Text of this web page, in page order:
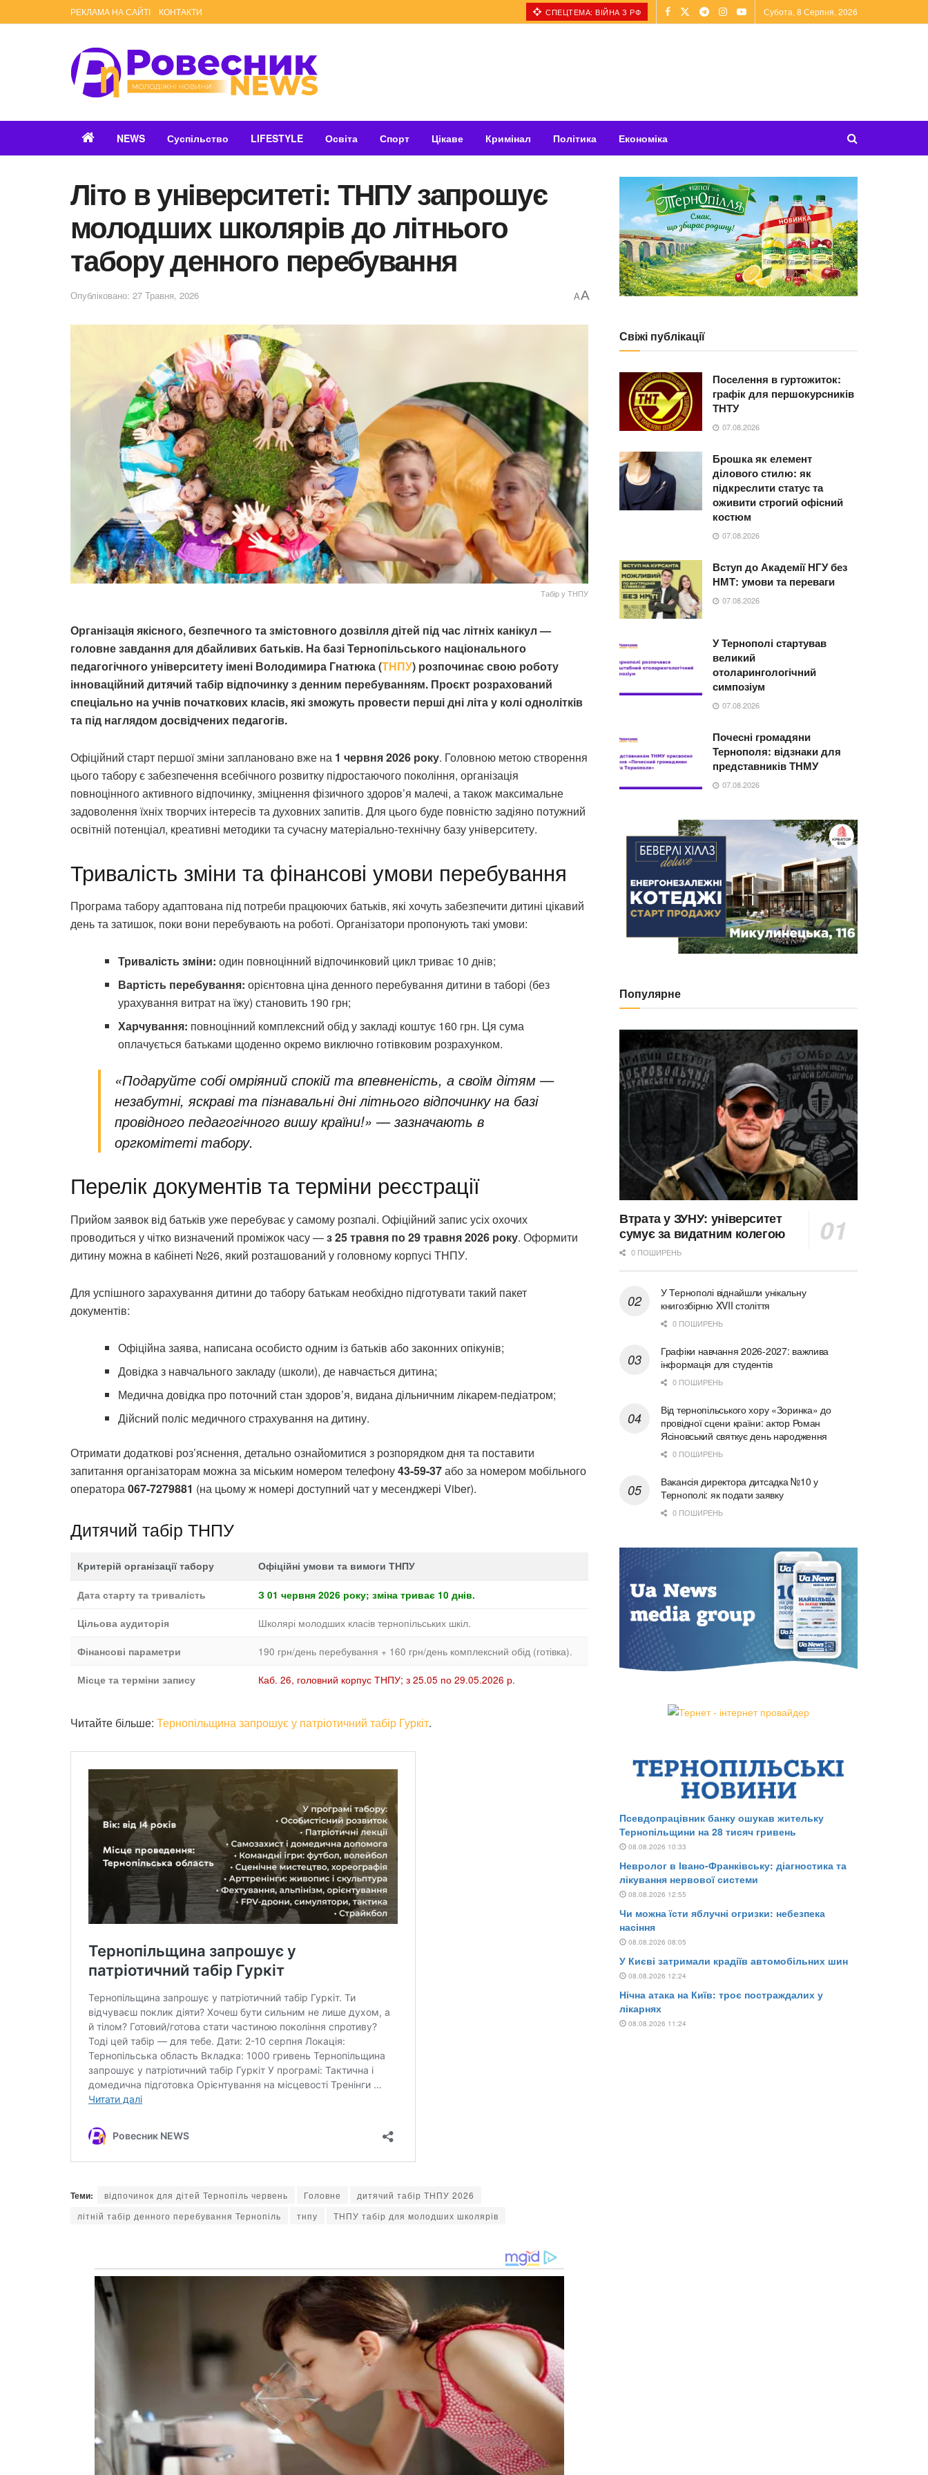
РЕКЛАМА НА САЙТІ КОНТАКТИ СПЕЦТЕМА: ВІЙНА З РФ Субота, 8 Серпня, 2026
NEWS Суспільство LIFESTYLE Освіта Спорт Цікаве Кримінал Політика Економіка
Літо в університеті: ТНПУ запрошує
молодших школярів до літнього
табору денного перебування
Опубліковано: 27 Травня, 2026 AA
Табір у ТНПУ
Організація якісного, безпечного та змістовного дозвілля дітей під час літніх канікул —
головне завдання для дбайливих батьків. На базі Тернопільського національного
педагогічного університету імені Володимира Гнатюка (ТНПУ) розпочинає свою роботу
інноваційний дитячий табір відпочинку з денним перебуванням. Проєкт розрахований
спеціально на учнів початкових класів, які зможуть провести перші дні літа у колі однолітків
та під наглядом досвідчених педагогів.
Офіційний старт першої зміни заплановано вже на 1 червня 2026 року. Головною метою створення
цього табору є забезпечення всебічного розвитку підростаючого покоління, організація
повноцінного активного відпочинку, зміцнення фізичного здоров’я малечі, а також максимальне
задоволення їхніх творчих інтересів та духовних запитів. Для цього буде повністю задіяно потужний
освітній потенціал, креативні методики та сучасну матеріально-технічну базу університету.
Тривалість зміни та фінансові умови перебування
Програма табору адаптована під потреби працюючих батьків, які хочуть забезпечити дитині цікавий
день та затишок, поки вони перебувають на роботі. Організатори пропонують такі умови:
Тривалість зміни: один повноцінний відпочинковий цикл триває 10 днів;
Вартість перебування: орієнтовна ціна денного перебування дитини в таборі (без
урахування витрат на їжу) становить 190 грн;
Харчування: повноцінний комплексний обід у закладі коштує 160 грн. Ця сума
оплачується батьками щоденно окремо виключно готівковим розрахунком.
«Подаруйте собі омріяний спокій та впевненість, а своїм дітям —
незабутні, яскраві та пізнавальні дні літнього відпочинку на базі
провідного педагогічного вишу країни!» — зазначають в
оргкомітеті табору.
Перелік документів та терміни реєстрації
Прийом заявок від батьків уже перебуває у самому розпалі. Офіційний запис усіх охочих
проводиться у чітко визначений проміжок часу —з 25 травня по 29 травня 2026 року. Оформити
дитину можна в кабінеті №26, який розташований у головному корпусі ТНПУ.
Для успішного зарахування дитини до табору батькам необхідно підготувати такий пакет
документів:
Офіційна заява, написана особисто одним із батьків або законних опікунів;
Довідка з навчального закладу (школи), де навчається дитина;
Медична довідка про поточний стан здоров’я, видана дільничним лікарем-педіатром;
Дійсний поліс медичного страхування на дитину.
Отримати додаткові роз’яснення, детально ознайомитися з розпорядком дня та поставити
запитання організаторам можна за міським номером телефону43-59-37або за номером мобільного
оператора067-7279881 (на цьому ж номері доступний чат у месенджері Viber).
Дитячий табір ТНПУ
Критерій організації табору Офіційні умови та вимоги ТНПУ
Дата старту та тривалість З 01 червня 2026 року; зміна триває 10 днів.
Цільова аудиторія Школярі молодших класів тернопільських шкіл.
Фінансові параметри 190 грн/день перебування + 160 грн/день комплексний обід (готівка).
Місце та терміни запису Каб. 26, головний корпус ТНПУ; з 25.05 по 29.05.2026 р.
Читайте більше: Тернопільщина запрошує у патріотичний табір Гуркіт.
Теми: відпочинок для дітей Тернопіль червень Головне
дитячий табір ТНПУ 2026
літній табір денного перебування Тернопіль
тнпу ТНПУ табір для молодших школярів
Свіжі публікації
Поселення в гуртожиток:
графік для першокурсників
ТНТУ
07.08.2026
Брошка як елемент
ділового стилю: як
підкреслити статус та
оживити строгий офісний
костюм
07.08.2026
Вступ до Академії НГУ без
НМТ: умови та переваги
07.08.2026
У Тернополі стартував
великий
отоларингологічний
симпозіум
07.08.2026
Почесні громадяни
Тернополя: відзнаки для
представників ТНМУ
07.08.2026
Популярне
Втрата у ЗУНУ: університет
сумує за видатним колегою
0 ПОШИРЕНЬ
У Тернополі віднайшли унікальну
книгозбірню XVII століття
0 ПОШИРЕНЬ
Графіки навчання 2026-2027: важлива
інформація для студентів
0 ПОШИРЕНЬ
Від тернопільського хору «Зоринка» до
провідної сцени країни: актор Роман
Ясіновський святкує день народження
0 ПОШИРЕНЬ
Вакансія директора дитсадка №10 у
Тернополі: як подати заявку
0 ПОШИРЕНЬ